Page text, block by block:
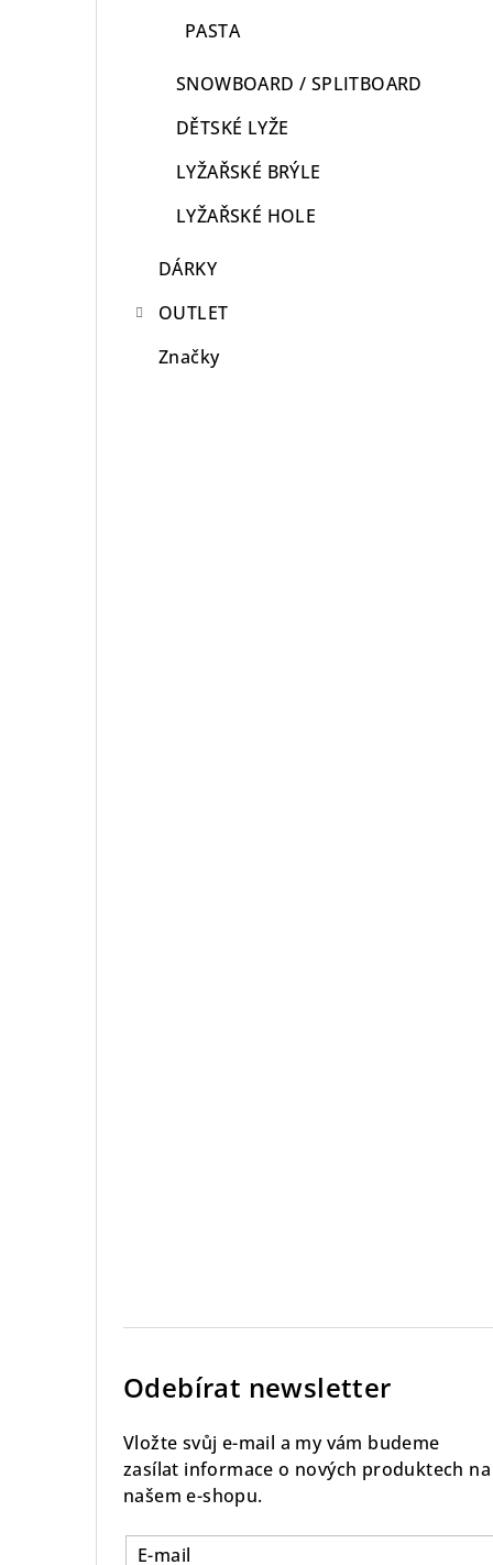
PASTA
SNOWBOARD / SPLITBOARD
DĚTSKÉ LYŽE
LYŽAŘSKÉ BRÝLE
LYŽAŘSKÉ HOLE
DÁRKY
OUTLET
Značky
Odebírat newsletter
Vložte svůj e-mail a my vám budeme
zasílat informace o nových produktech na
našem e-shopu.
E-mail